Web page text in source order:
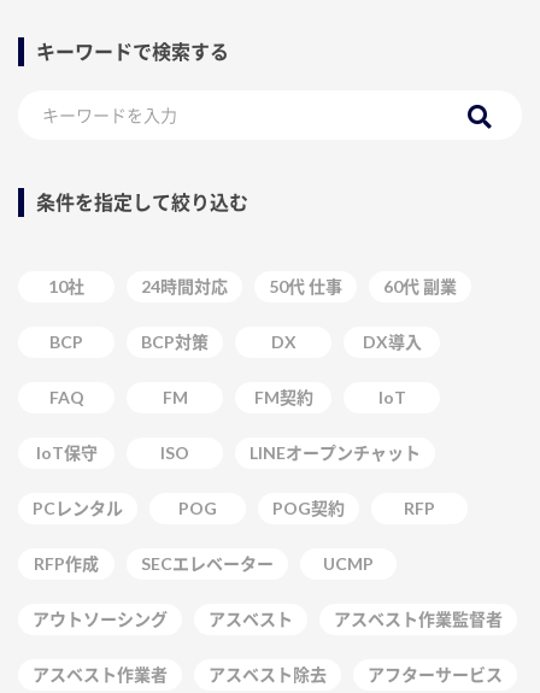
キーワードで検索する
条件を指定して絞り込む
10社 24時間対応 50代 仕事 60代 副業
BCP BCP対策 DX DX導入
FAQ FM FM契約 IoT
IoT保守 ISO LINEオープンチャット
PCレンタル POG POG契約 RFP
RFP作成 SECエレベーター UCMP
アウトソーシング アスベスト アスベスト作業監督者
アスベスト作業者 アスベスト除去 アフターサービス